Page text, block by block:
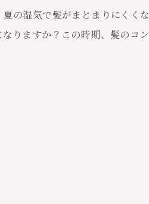
の湿気で髪がまとまりにくく
りますか？この時期、髪のコ